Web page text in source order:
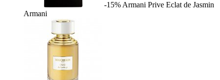
-15% Armani Prive Eclat de Jasmin
Armani